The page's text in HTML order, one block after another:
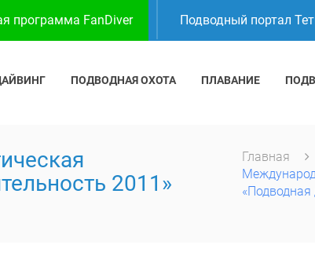
программа FanDiver Подводный портал
ПОДВОДНАЯ ОХОТА ПЛАВАНИЕ
2011»
Главная
«Подводная